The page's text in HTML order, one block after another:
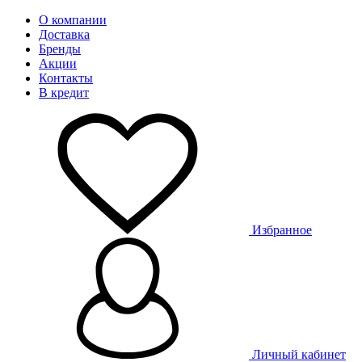
О компании
Доставка
Бренды
Акции
Контакты
В кредит
Избранное
Личный кабинет